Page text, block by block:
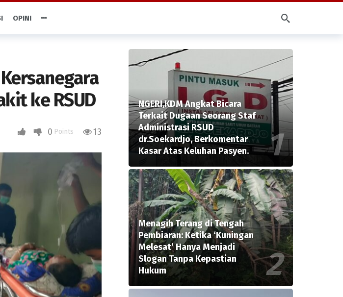
OPINI
ke RSUD
0 Points 13
NGERI,KDM Angkat Bicara
Terkait Dugaan Seorang Staf
Administrasi RSUD
dr.Soekardjo, Berkomentar
Kasar Atas Keluhan Pasyen.
Menagih Terang di Tengah
Pembiaran: Ketika ‘Kuningan
Melesat’ Hanya Menjadi
Slogan Tanpa Kepastian
Hukum